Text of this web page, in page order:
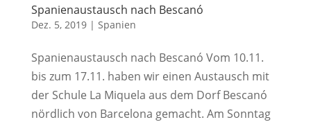
Spanienaustausch nach Bescanó
Dez. 5, 2019| Spanien
Spanienaustausch nach Bescanó Vom 10.11.
bis zum 17.11. haben wir einen Austausch mit
der Schule La Miquela aus dem Dorf Bescanó
nördlich von Barcelona gemacht. Am Sonntag